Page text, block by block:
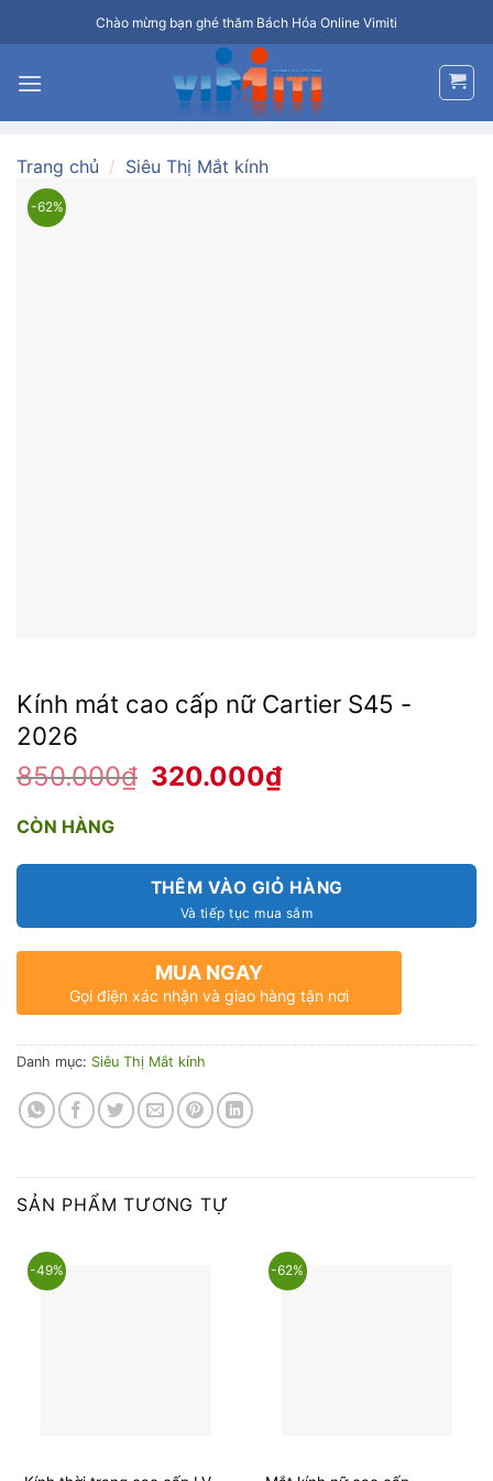
qua
dung
Chào mừng bạn ghé thăm Bách Hóa Online Vimiti
Trang chủ / Siêu Thị Mắt kính
-62%
Kính mát cao cấp nữ Cartier S45 -
2026
850.000₫
Giá
gốc
320.000₫Giá
CÒN HÀNG
THÊM VÀO GIỎ HÀNG
MUA NGAY
Gọi điện xác nhận và giao hàng tận nơi
Danh mục: Siêu Thị Mắt kính
SẢN PHẨM TƯƠNG TỰ
-49% -62%